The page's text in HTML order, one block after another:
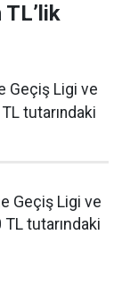
Geçiş Ligi ve
tutarındaki
Geçiş Ligi ve
tutarındaki